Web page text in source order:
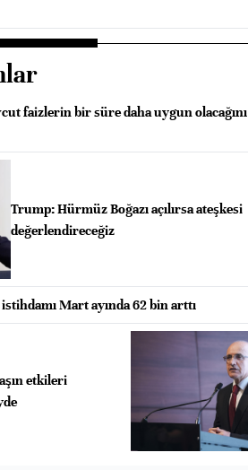
faizlerin bir süre daha uygun olacağını
Trump: Hürmüz Boğazı açılırsa ateşkesi
değerlendireceğiz
Mart ayında 62 bin arttı
etkileri